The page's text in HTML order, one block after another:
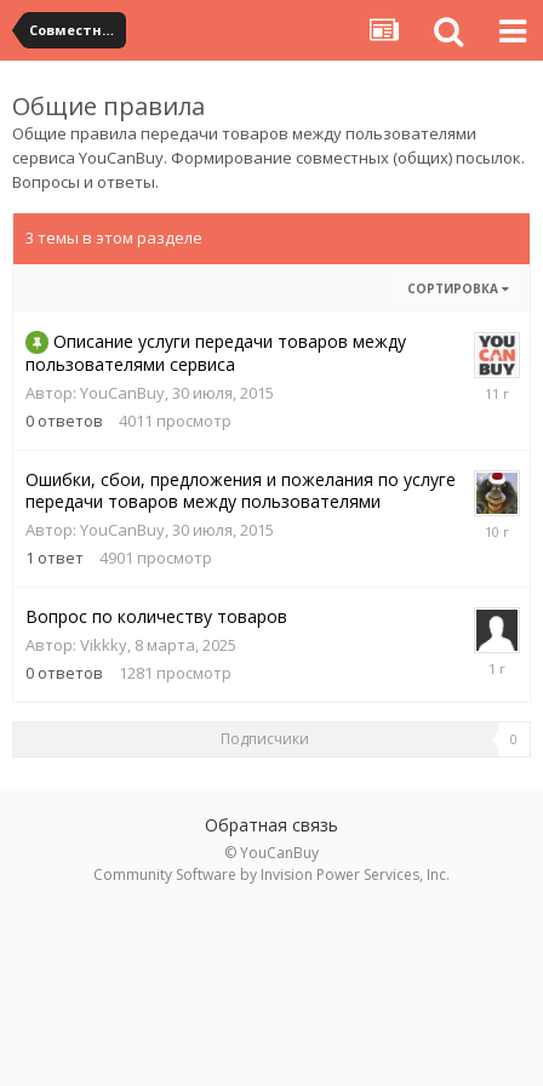
Совместные посылки YouCanBuy
Общие правила
Общие правила передачи товаров между пользователями
сервиса YouCanBuy. Формирование совместных (общих) посылок.
Вопросы и ответы.
3 темы в этом разделе
СОРТИРОВКА
Описание услуги передачи товаров между
пользователями сервиса
Автор: YouCanBuy,30 июля, 2015
0 ответов 4011 просмотр
30
Ошибки, сбои, предложения и пожелания по услуге
передачи товаров между пользователями
Автор: YouCanBuy,30 июля, 2015
1 ответ 4901 просмотр
20
Вопрос по количеству товаров
Автор: Vikkky, 8 марта, 2025
0 ответов 1281 просмотр
Подписчики
0
Обратная связь
© YouCanBuy
Community Software by Invision Power Services, Inc.